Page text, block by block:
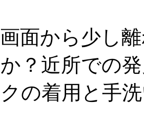
面から少し
？近所での
の着用と手